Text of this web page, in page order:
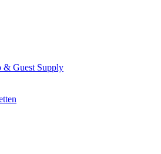
& Guest Supply